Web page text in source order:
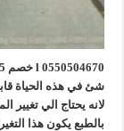
شئ في هذه الحياة
لانه يحتاج الي تغيير
بالطبع يكون هذا